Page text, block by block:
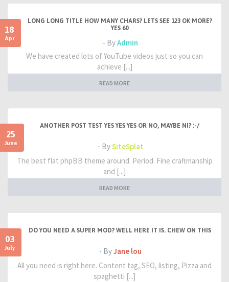
18
Apr
LONG LONG TITLE HOW MANY CHARS? LETS SEE 123 OK MORE?
YES 60
- ByAdmin
We have created lots of YouTube videos just so you can
achieve [...]
READ MORE
25
June
ANOTHER POST TEST YES YES YES OR NO, MAYBE NI? :-/
- BySiteSplat
The best flat phpBB theme around. Period. Fine craftmanship
and [...]
READ MORE
03
July
DO YOU NEED A SUPER MOD? WELL HERE IT IS. CHEW ON THIS
- ByJane lou
All you need is right here. Content tag, SEO, listing, Pizza and
spaghetti [...]